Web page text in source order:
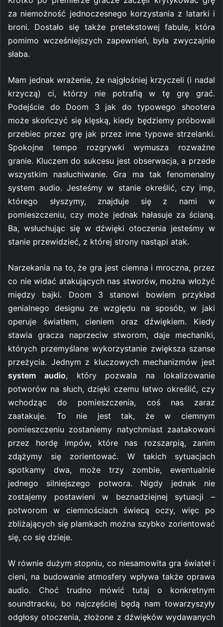
za niemożność jednoczesnego korzystania z latarki i
broni. Dostało się także pretekstowej fabule, która
pomimo wcześniejszych zapewnień, była zwyczajnie
słaba.
Mam jednak wrażenie, że najgłośniej krzyczeli (i nadal
krzyczą) ci, którzy nie potrafią w tę grę grać.
Podejście do Doom 3 jak do typowego shootera
może skończyć się klęską, kiedy będziemy próbowali
przebiec przez grę jak przez inne typowe strzelanki.
Spokojne tempo rozgrywki wymusza rozważne
granie. Kluczem do sukcesu jest obserwacja, a przede
wszystkim nasłuchiwanie. Gra ma tak fenomenalny
system audio. Jesteśmy w stanie określić, czy imp,
którego słyszymy, znajduje się z nami w
pomieszczeniu, czy może jednak hałasuje za ścianą.
Ba, wsłuchując się w dźwięki otoczenia jesteśmy w
stanie przewidzieć, z której strony nastąpi atak.
Narzekania na to, że gra jest ciemna i mroczna, przez
co nie widać atakujących nas stworów, można włożyć
między bajki. Doom 3 stanowi bowiem przykład
genialnego designu ze względu na sposób, w jaki
operuje światłem, cieniem oraz dźwiękiem. Kiedy
stawia gracza naprzeciw stworom, daje mechaniki,
których przemyślane wykorzystanie zwiększa szanse
przeżycia. Jednym z kluczowych mechanizmów jest
system audio, który pozwala na lokalizowanie
potworów na słuch, dzięki czemu łatwo określić, czy
wchodząc do pomieszczenia, coś nas zaraz
zaatakuje. To nie jest tak, że w ciemnym
pomieszczeniu zostaniemy natychmiast zaatakowani
przez hordę impów, które nas rozszarpią, zanim
zdążymy się zorientować. W takich sytuacjach
spotkamy dwa, może trzy zombie, ewentualnie
jednego silniejszego potwora. Nigdy jednak nie
zostajemy postawieni w beznadziejnej sytuacji –
potworom w ciemnościach świecą oczy, więc po
zbliżających się plamkach można szybko zorientować
się, co się dzieje.
W równie dużym stopniu, co niesamowita gra świateł i
cieni, na budowanie atmosfery wpływa także oprawa
audio. Choć trudno mówić tutaj o konkretnym
soundtracku, bo najczęściej będą nam towarzyszyły
odgłosy otoczenia, złożone z dźwięków wydawanych